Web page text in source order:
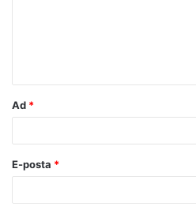
Ad *
E-posta *